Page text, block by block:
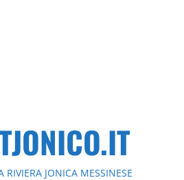
RIVIERA JONICA MESSINESE